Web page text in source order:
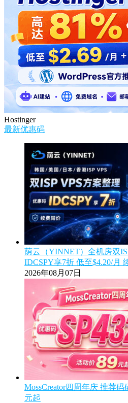
Hostinger
最新优惠码
荫云（YINNET）全机房双
IDCSPY享7折 低至$4.20/月
2026年08月07日
MossCreator四周年庆 推荐
元起